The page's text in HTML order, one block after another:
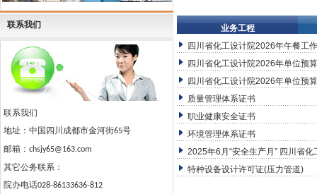
联系我们
联系我们
地址：中国四川成都市金河街65号
邮箱： chsjy65@163.com
其它公务联系：
院办电话028-86133636-812
业务工程
四川省化工设计院2026年午餐工
四川省化工设计院2026年单位预
四川省化工设计院2026年单位预
质量管理体系证书
职业健康安全证书
环境管理体系证书
2025年6月“安全生产月” 四川省
特种设备设计许可证(压力管道)